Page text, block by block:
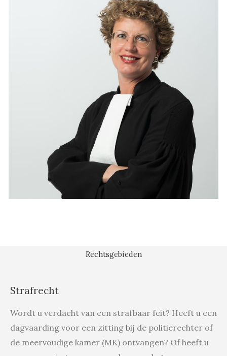
Rechtsgebieden
Strafrecht
Wordt u verdacht van een strafbaar feit? Heeft u een
dagvaarding voor een zitting bij de politierechter of
de meervoudige kamer (MK) ontvangen? Of heeft u